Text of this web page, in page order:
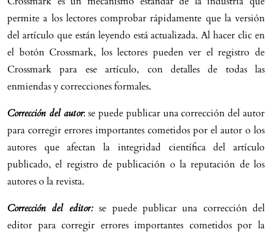
permite a los lectores comprobar rápidamente que la versión
del artículo que están leyendo está actualizada. Al hacer clic en
el botón Crossmark, los lectores pueden ver el registro de
Crossmark para ese artículo, con detalles de todas las
enmiendas y correcciones formales.
Corrección del autor: se puede publicar una corrección del autor
para corregir errores importantes cometidos por el autor o los
autores que afectan la integridad científica del artículo
publicado, el registro de publicación o la reputación de los
autores o la revista.
Corrección del editor:se puede publicar una corrección del
editor para corregir errores importantes cometidos por la